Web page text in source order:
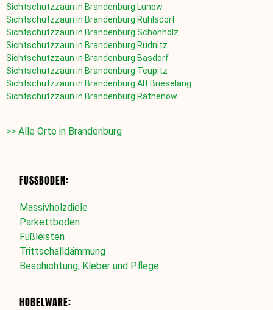
Sichtschutzzaun in Brandenburg Lunow
Sichtschutzzaun in Brandenburg Ruhlsdorf
Sichtschutzzaun in Brandenburg Schönholz
Sichtschutzzaun in Brandenburg Rüdnitz
Sichtschutzzaun in Brandenburg Basdorf
Sichtschutzzaun in Brandenburg Teupitz
Sichtschutzzaun in Brandenburg Alt Brieselang
Sichtschutzzaun in Brandenburg Rathenow
>> Alle Orte in Brandenburg
FUSSBODEN:
Massivholzdiele
Parkettboden
Fußleisten
Trittschalldämmung
Beschichtung, Kleber und Pflege
HOBELWARE: